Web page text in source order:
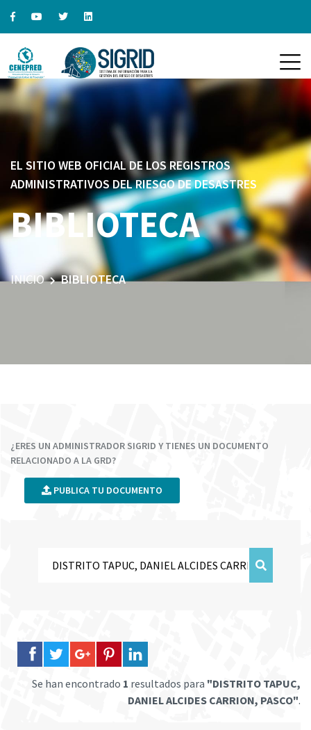
EL SITIO WEB OFICIAL DE LOS REGISTROS
ADMINISTRATIVOS DEL RIESGO DE DESASTRES
BIBLIOTECA
INICIO BIBLIOTECA
¿ERES UN ADMINISTRADOR SIGRID Y TIENES UN DOCUMENTO
RELACIONADO A LA GRD?
PUBLICA TU DOCUMENTO
Se han encontrado 1 resultados para "DISTRITO TAPUC,
DANIEL ALCIDES CARRION, PASCO".